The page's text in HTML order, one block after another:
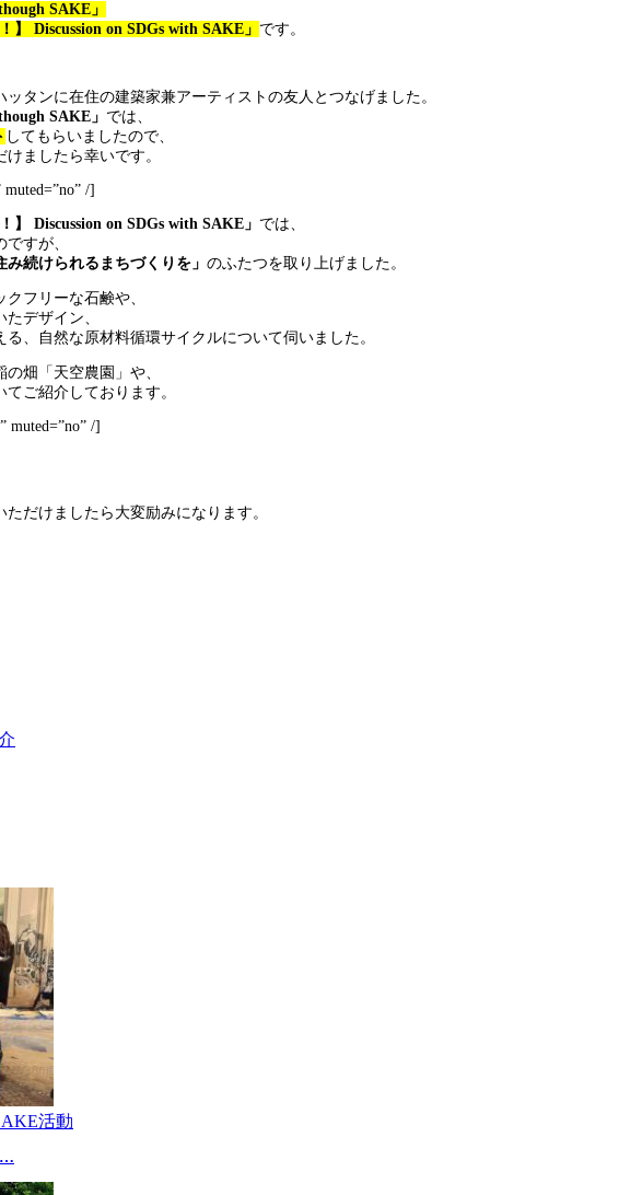
SAKE」
】 Discussion on SDGs with SAKE」 です。
タンに在住の建築家兼アーティストの友人とつなげました。
SAKE」 では、
してもらいましたので、
ましたら幸いです。
/]
】 Discussion on SDGs with SAKE」 では、
すが、
み続けられるまちづくりを」 のふたつを取り上げました。
フリーな石鹸や、
デザイン、
、自然な原材料循環サイクルについて伺いました。
畑「天空農園」や、
ご紹介しております。
muted=”no” /]
だけましたら大変励みになります。
活動